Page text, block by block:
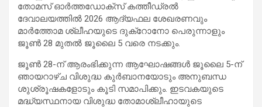
തോമസ് ഓർത്തഡോക്സ് കത്തീഡ്രൽ
ദേവാലയത്തിൽ 2026 ആദ്യഫല ശേഖരണവും
മാർത്തോമ ശ്ലീഹയുടെ ദുക്റോനോ പെരുന്നാളും
ജൂൺ 28 മുതൽ ജൂലൈ 5 വരെ നടക്കും.
ജൂൺ 28-ന് ആരംഭിക്കുന്ന ആഘോഷങ്ങൾ ജൂലൈ 5-ന്
ഞായറാഴ്ച വിശുദ്ധ കുർബാനയോടും അനുബന്ധ
ശുശ്രൂഷകളോടും കൂടി സമാപിക്കും. ഇടവകയുടെ
മദ്ധ്യസ്ഥനായ വിശുദ്ധ തോമാശ്ലീഹായുടെ